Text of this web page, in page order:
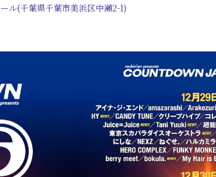
ル(千葉県千葉市美浜区中瀬2-1)